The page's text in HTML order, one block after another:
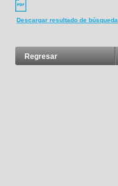
Descargar resultado de búsqueda
Regresar